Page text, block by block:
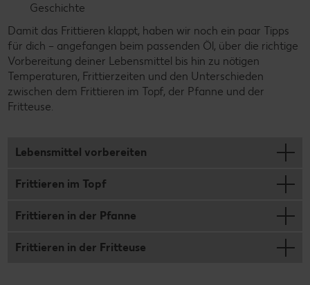
Geschichte
Damit das Frittieren klappt, haben wir noch ein paar Tipps
für dich – angefangen beim passenden Öl, über die richtige
Vorbereitung deiner Lebensmittel bis hin zu nötigen
Temperaturen, Frittierzeiten und den Unterschieden
zwischen dem Frittieren im Topf, der Pfanne und der
Fritteuse.
Lebensmittel vorbereiten
Frittieren im Topf
Frittieren in der Pfanne
Frittieren in der Fritteuse